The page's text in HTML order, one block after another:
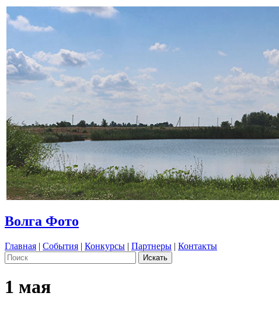
Волга Фото
Главная | События | Конкурсы | Партнеры | Контакты
1 мая